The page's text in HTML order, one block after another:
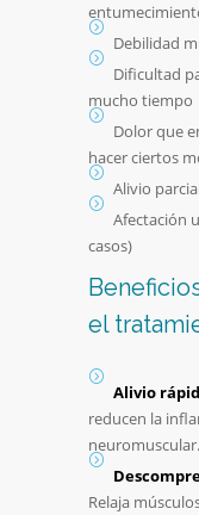
Debilidad
Dificultad
mucho tiempo
Dolor que
hacer ciertos
Alivio
Afectación
casos)
el
Alivio
reducen la
neuromuscular.
Relaja